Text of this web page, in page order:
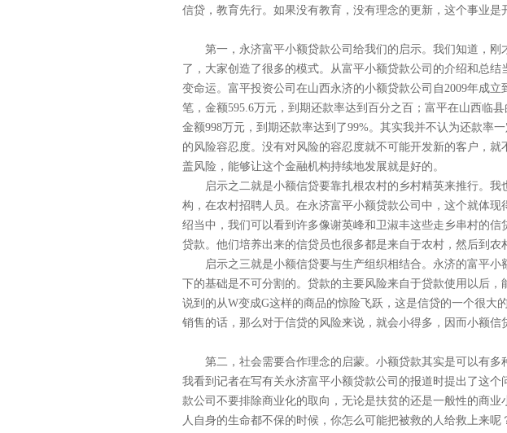
信贷，教育先行。如果没有教育，没有理念的更新，这个事业是
第一，永济富平小额贷款公司给我们的启示。我们知道，刚
了，大家创造了很多的模式。从富平小额贷款公司的介绍和总
变命运。富平投资公司在山西永济的小额贷款公司自2009年成
笔，金额595.6万元，到期还款率达到百分之百；富平在山西临
金额998万元，到期还款率达到了99%。其实我并不认为还款率
的风险容忍度。没有对风险的容忍度就不可能开发新的客户，
盖风险，能够让这个金融机构持续地发展就是好的。
启示之二就是小额信贷要靠扎根农村的乡村精英来推行。我
构，在农村招聘人员。在永济富平小额贷款公司中，这个就体
绍当中，我们可以看到许多像谢英峰和卫淑丰这些走乡串村的
贷款。他们培养出来的信贷员也很多都是来自于农村，然后到
启示之三就是小额信贷要与生产组织相结合。永济的富平小
下的基础是不可分割的。贷款的主要风险来自于贷款使用以后
说到的从W变成G这样的商品的惊险飞跃，这是信贷的一个很大
销售的话，那么对于信贷的风险来说，就会小得多，因而小额信
第二，社会需要合作理念的启蒙。小额贷款其实是可以有多
我看到记者在写有关永济富平小额贷款公司的报道时提出了这
款公司不要排除商业化的取向，无论是扶贫的还是一般性的商
人自身的生命都不保的时候，你怎么可能把被救的人给救上来